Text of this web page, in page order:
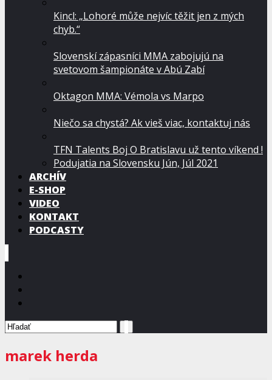
Kincl: „Lohoré může nejvíc těžit jen z mých
chyb.“
Slovenskí zápasníci MMA zabojujú na
svetovom šampionáte v Abú Zabí
Oktagon MMA: Vémola vs Marpo
Niečo sa chystá? Ak vieš viac, kontaktuj nás
TFN Talents Boj O Bratislavu už tento víkend !
Podujatia na Slovensku Jún, Júl 2021
ARCHÍV
E-SHOP
VIDEO
KONTAKT
PODCASTY
marek herda